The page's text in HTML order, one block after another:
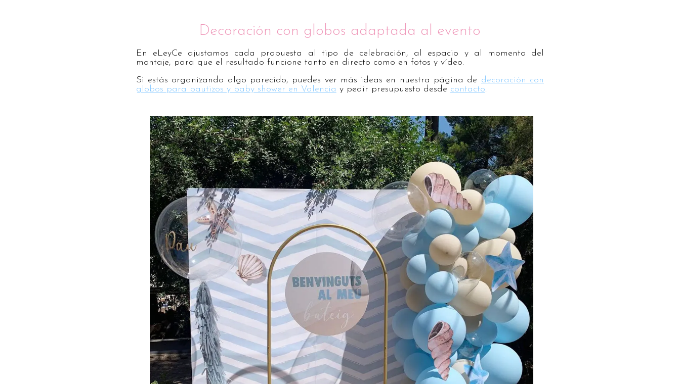
Decoración con globos adaptada al evento
En eLeyCe ajustamos cada propuesta al tipo de celebración, al espacio y al momento del
montaje, para que el resultado funcione tanto en directo como en fotos y vídeo.
Si estás organizando algo parecido, puedes ver más ideas en nuestra página de decoración con
globos para bautizos y baby shower en Valencia y pedir presupuesto desde contacto.